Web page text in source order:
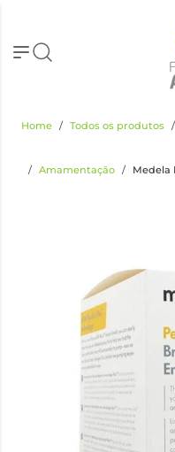
Home Todos os produtos
Amamentação Medela